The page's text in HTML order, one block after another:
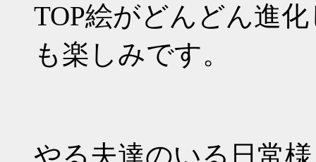
TOP絵がどんどん進
も楽しみです。
やる夫達のいる日常様